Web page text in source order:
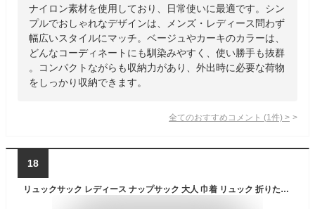
ナイロン素材を使用しており、日常使いに最適です。シン
プルでおしゃれなデザインは、メンズ・レディース問わず
幅広いスタイルにマッチ。ベージュやカーキのカラーは、
どんなコーディネートにも馴染みやすく、使い勝手も抜群
。コンパクトながらも収納力があり、外出時に必要な荷物
をしっかり収納できます。
全てのおすすめコメント (1 件) >
18
リュックサック レディース ナップサック 大人 巾着 リュック 折りたたみ ショルダー トートバッグ ミニリュック 巾着バッグ ナイロン ショルダーバッグ 2way リュック ショルダー 軽い A4 小さめ 15L